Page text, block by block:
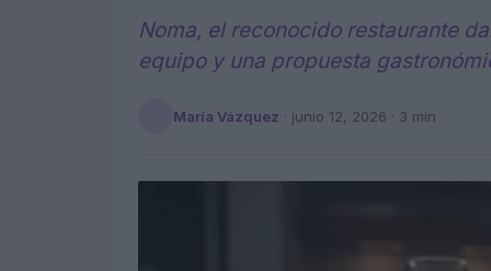
Noma, el reconocido restaurante
equipo y una propuesta
María Vázquez · junio 12, 2026 · 3 min